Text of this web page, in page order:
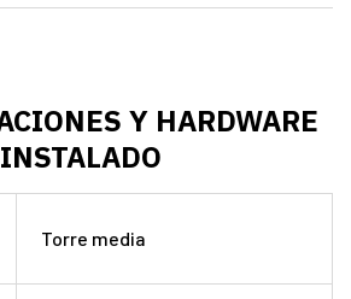
Y HARDWARE
INSTALADO
Torre media